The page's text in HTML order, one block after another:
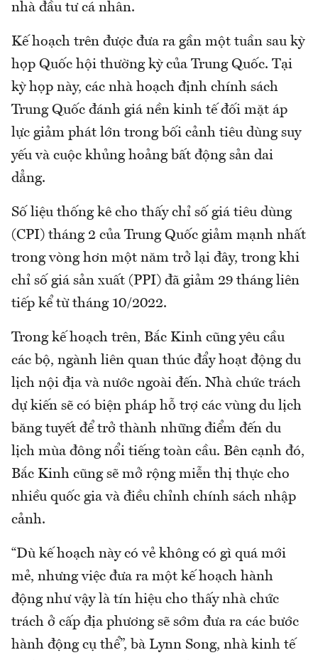
nhà đầu tư cá nhân.
Kế hoạch trên được đưa ra gần một tuần sau kỳ
họp Quốc hội thường kỳ của Trung Quốc. Tại
kỳ họp này, các nhà hoạch định chính sách
Trung Quốc đánh giá nền kinh tế đối mặt áp
lực giảm phát lớn trong bối cảnh tiêu dùng suy
yếu và cuộc khủng hoảng bất động sản dai
dẳng.
Số liệu thống kê cho thấy chỉ số giá tiêu dùng
(CPI) tháng 2 của Trung Quốc giảm mạnh nhất
trong vòng hơn một năm trở lại đây, trong khi
chỉ số giá sản xuất (PPI) đã giảm 29 tháng liên
tiếp kể từ tháng 10/2022.
Trong kế hoạch trên, Bắc Kinh cũng yêu cầu
các bộ, ngành liên quan thúc đẩy hoạt động du
lịch nội địa và nước ngoài đến. Nhà chức trách
dự kiến sẽ có biện pháp hỗ trợ các vùng du lịch
băng tuyết để trở thành những điểm đến du
lịch mùa đông nổi tiếng toàn cầu. Bên cạnh đó,
Bắc Kinh cũng sẽ mở rộng miễn thị thực cho
nhiều quốc gia và điều chỉnh chính sách nhập
cảnh.
“Dù kế hoạch này có vẻ không có gì quá mới
mẻ, nhưng việc đưa ra một kế hoạch hành
động như vậy là tín hiệu cho thấy nhà chức
trách ở cấp địa phương sẽ sớm đưa ra các bước
hành động cụ thể”, bà Lynn Song, nhà kinh tế